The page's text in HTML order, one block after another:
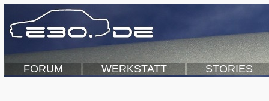
FORUM WERKSTATT STORIES